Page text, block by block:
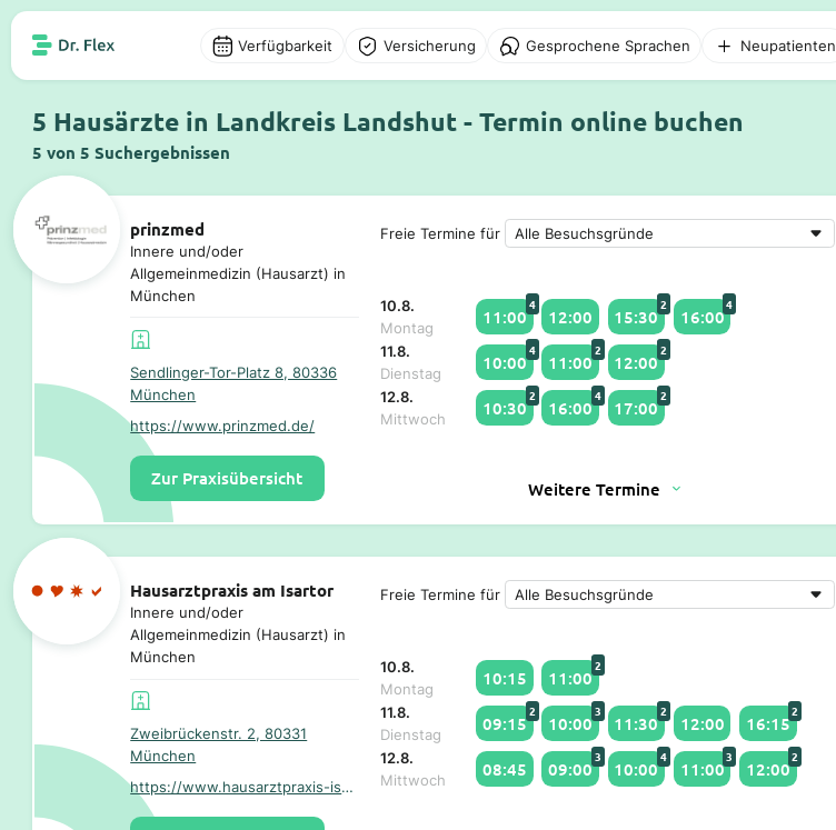
Verfügbarkeit Versicherung Gesprochene Sprachen Neupatienten
5 Hausärzte in Landkreis Landshut - Termin online buchen
5 von 5 Suchergebnissen
prinzmed
Innere und/oder
Allgemeinmedizin (Hausarzt) in
München
Sendlinger-Tor-Platz 8, 80336
München
https://www.prinzmed.de/
Zur Praxisübersicht
Freie Termine für
10.8.
Montag
11:00
4
12:00 15:30
2
16:00
4
11.8.
Dienstag
10:00
4
11:00
2
12:00
2
12.8.
Mittwoch
10:30
2
16:00
4
17:00
2
Weitere Termine
Hausarztpraxis am Isartor
Innere und/oder
Allgemeinmedizin (Hausarzt) in
München
Zweibrückenstr. 2, 80331
München
https://www.hausarztpraxis-isartor.de/
Freie Termine für
10.8.
Montag
10:15 11:00
2
11.8.
Dienstag
09:15
2
10:00
3
11:30
2
12:00 16:15
2
12.8.
Mittwoch
08:45 09:00
3
10:00
4
11:00
3
12:00
2